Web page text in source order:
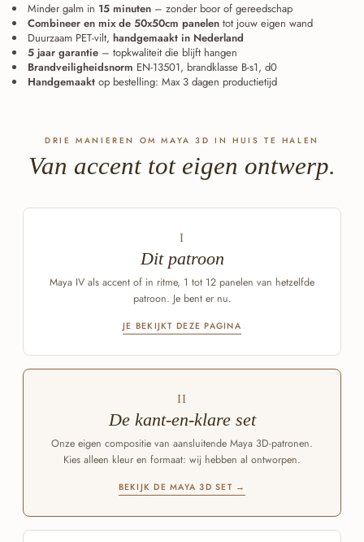
Minder galm in 15 minuten – zonder boor of gereedschap
Combineer en mix de 50x50cm panelen tot jouw eigen wand
Duurzaam PET-vilt, handgemaakt in Nederland
5 jaar garantie – topkwaliteit die blijft hangen
Brandveiligheidsnorm EN-13501, brandklasse B-s1, d0
Handgemaakt op bestelling: Max 3 dagen productietijd
DRIE MANIEREN OM MAYA 3D IN HUIS TE HALEN
Van accent tot eigen ontwerp.
I
Dit patroon
Maya IV als accent of in ritme, 1 tot 12 panelen van hetzelfde
patroon. Je bent er nu.
JE BEKIJKT DEZE PAGINA
II
De kant-en-klare set
Onze eigen compositie van aansluitende Maya 3D-patronen.
Kies alleen kleur en formaat: wij hebben al ontworpen.
BEKIJK DE MAYA 3D SET →